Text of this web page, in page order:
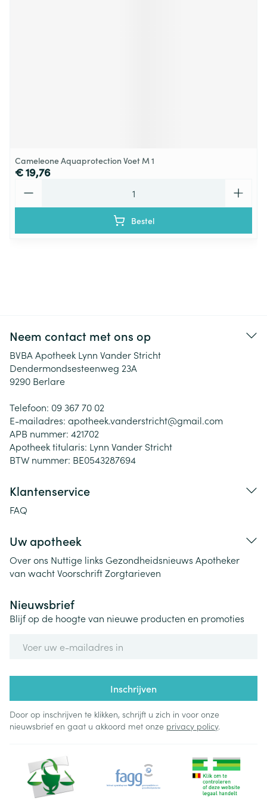
Cameleone Aquaprotection Voet M 1
€ 19,76
Bestel
Neem contact met ons op
BVBA Apotheek Lynn Vander Stricht
Dendermondsesteenweg 23A
9290 Berlare
Telefoon: 09 367 70 02
E-mailadres: apotheek.vanderstricht@gmail.com
APB nummer: 421702
Apotheek titularis: Lynn Vander Stricht
BTW nummer: BE0543287694
Klantenservice
FAQ
Uw apotheek
Over ons Nuttige links Gezondheidsnieuws Apotheker
van wachtVoorschriftZorgtarieven
Nieuwsbrief
Blijf op de hoogte van nieuwe producten en promoties
Inschrijven
Door op inschrijven te klikken, schrijft u zich in voor onze
nieuwsbrief en gaat u akkoord met onze privacy policy.